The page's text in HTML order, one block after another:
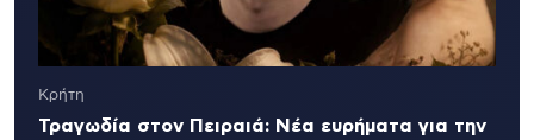
Κρήτη
Τραγωδία στον Πειραιά: Νέα ευρήματα για την